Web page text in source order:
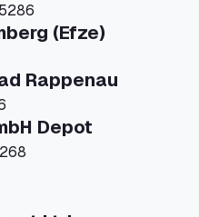
(Efze)
Rappenau
Depot
3, , 48268